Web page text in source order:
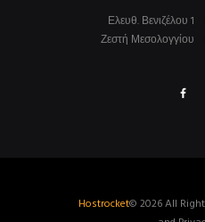
Ελευθ. Βενιζέλου 1
Ζεστή Μεσολογγίου
Hostrocket© 2026 All